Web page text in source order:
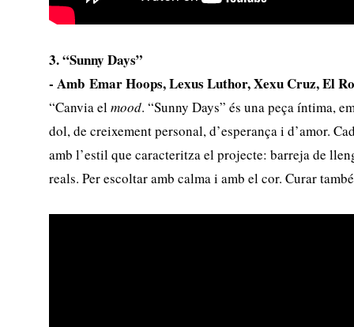
3. “Sunny Days”
- Amb Emar Hoops, Lexus Luthor, Xexu Cruz, El
“Canvia elmood. “Sunny Days” és una peça íntima,
dol, de creixement personal, d’esperança i d’amor.
amb l’estil que caracteritza el projecte: barreja de
reals. Per escoltar amb calma i amb el cor. Curar